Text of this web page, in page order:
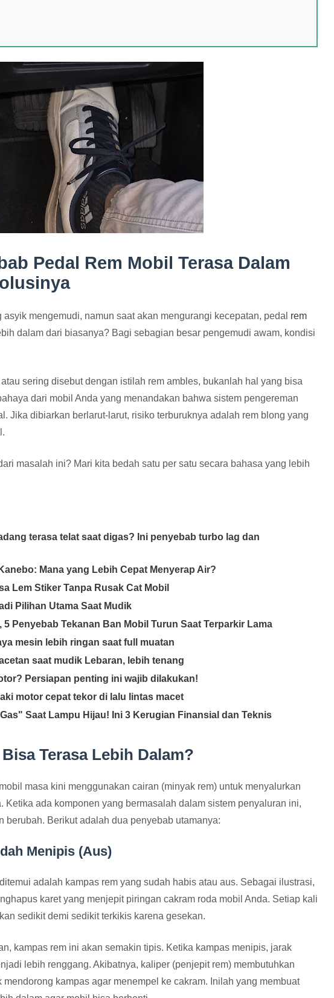
Pedal Rem Mobil Terasa Dalam
mengemudi, namun saat akan mengurangi kecepatan, pedal rem
dalam dari biasanya? Bagi sebagian besar pengemudi awam, kondisi
sering disebut dengan istilah rem ambles, bukanlah hal yang bisa
dari mobil Anda yang menandakan bahwa sistem pengereman
Jika dibiarkan berlarut-larut, risiko terburuknya adalah rem blong yang
masalah ini? Mari kita bedah satu per satu secara bahasa yang lebih
terasa telat saat digas? Ini penyebab turbo lag dan
Mana yang Lebih Cepat Menyerap Air?
Lem Stiker Tanpa Rusak Cat Mobil
Pilihan Utama Saat Mudik
Penyebab Tekanan Ban Mobil Turun Saat Terparkir Lama
mesin lebih ringan saat full muatan
saat mudik Lebaran, lebih tenang
Persiapan penting ini wajib dilakukan!
motor cepat tekor di lalu lintas macet
Saat Lampu Hijau! Ini 3 Kerugian Finansial dan Teknis
Terasa Lebih Dalam?
masa kini menggunakan cairan (minyak rem) untuk menyalurkan
Ketika ada komponen yang bermasalah dalam sistem penyaluran ini,
berubah. Berikut adalah dua penyebab utamanya:
Menipis (Aus)
adalah kampas rem yang sudah habis atau aus. Sebagai ilustrasi,
karet yang menjepit piringan cakram roda mobil Anda. Setiap kali
sedikit demi sedikit terkikis karena gesekan.
kampas rem ini akan semakin tipis. Ketika kampas menipis, jarak
lebih renggang. Akibatnya, kaliper (penjepit rem) membutuhkan
kampas agar menempel ke cakram. Inilah yang membuat